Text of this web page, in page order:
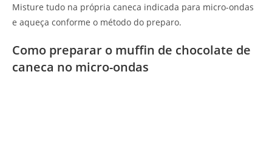
Misture tudo na própria caneca indicada para micro-ondas
e aqueça conforme o método do preparo.
Como preparar o muffin de chocolate de
caneca no micro-ondas